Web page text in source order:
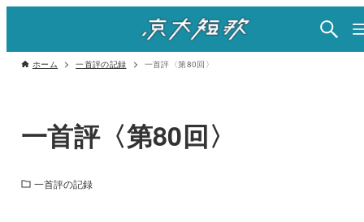
ホーム 一首評の記録 一首評〈第80回〉
一首評〈第80回〉
一首評の記録